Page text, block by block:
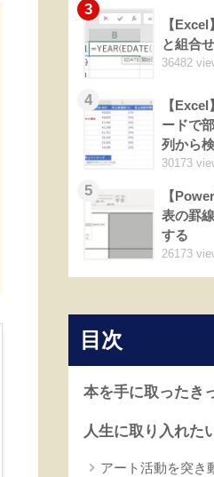
3
【
と組合
36482
4
【
ードで
列から
30173
5
【
表の罫
する
26173
目次
本を手に取ったき
人生に取り入れた
アート活動を突き